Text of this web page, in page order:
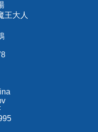
王大人